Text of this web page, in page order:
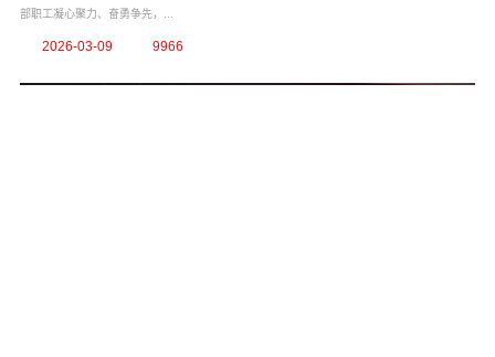
部职工凝心聚力、奋勇争先，...
2026-03-09 9966